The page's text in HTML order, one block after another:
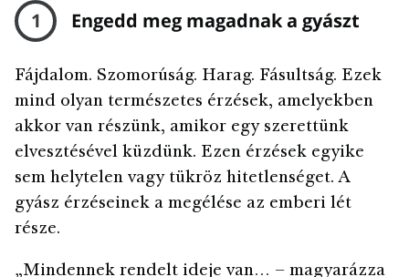
1 Engedd meg magadnak a gyászt
Fájdalom. Szomorúság. Harag. Fásultság. Ezek
mind olyan természetes érzések, amelyekben
akkor van részünk, amikor egy szerettünk
elvesztésével küzdünk. Ezen érzések egyike
sem helytelen vagy tükröz hitetlenséget. A
gyász érzéseinek a megélése az emberi lét
része.
„Mindennek rendelt ideje van… – magyarázza